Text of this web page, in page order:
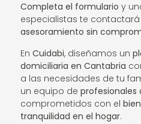
Completa el formulario y
especialistas te
asesoramiento sin
EnCuidabi, diseñamos un
domiciliaria en Cantabria
a las necesidades de tu
un equipo deprofesionales
comprometidos con el
tranquilidad en el hogar.